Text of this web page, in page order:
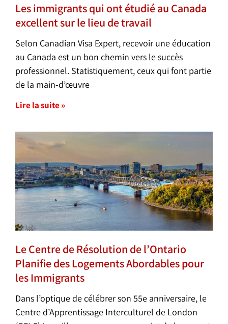
Les immigrants qui ont étudié au Canada
excellent sur le lieu de travail
Selon Canadian Visa Expert, recevoir une éducation
au Canada est un bon chemin vers le succès
professionnel. Statistiquement, ceux qui font partie
de la main-d’œuvre
Lire la suite »
Le Centre de Résolution de l’Ontario
Planifie des Logements Abordables pour
les Immigrants
Dans l’optique de célébrer son 55e anniversaire, le
Centre d’Apprentissage Interculturel de London